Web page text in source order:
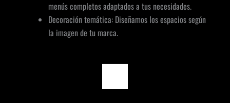
menús completos adaptados a tus necesidades.
Decoración temática: Diseñamos los espacios según
la imagen de tu marca.